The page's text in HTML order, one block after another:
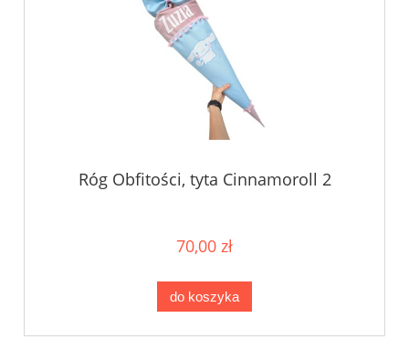
Róg Obfitości, tyta Cinnamoroll 2
70,00 zł
do koszyka